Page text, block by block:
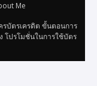
Me
บัตรเครดิต ขั้นตอนการ
โปรโมชั่นในการใช้บัตร